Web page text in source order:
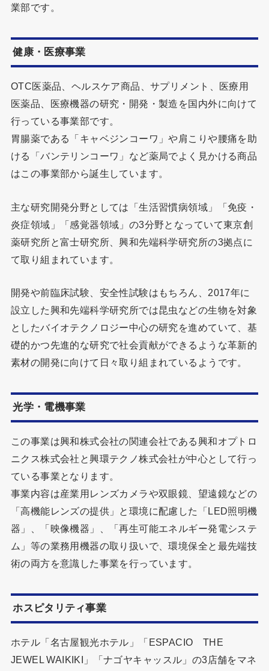
業部です。
健康・医療事業
OTC医薬品、ヘルスケア商品、サプリメント、医療用
医薬品、医療機器の研究・開発・製造を国内外に向けて
行っている事業部です。
胃腸薬である「キャベジンコーワ」や肩こりや腰痛を助
ける「バンテリンコーワ」など薬局でよく見かける商品
はこの事業部から誕生しています。
主な研究開発分野としては「生活習慣病領域」「免疫・
炎症領域」「感覚器領域」の3分野となっていて東京創
薬研究所と富士研究所、興和先端科学研究所の3拠点に
て取り組まれています。
開発や前臨床試験、安全性試験はもちろん、2017年に
設立した興和先端科学研究所では昆虫などの生物を対象
としたバイオテクノロジー中心の研究を進めていて、基
礎的かつ先進的な研究で社会貢献ができるような革新的
素材の開発に向けて日々取り組まれているようです。
光学・電機事業
この事業は興和株式会社の関連会社である興和オプトロ
ニクス株式会社と興環テクノ株式会社が中心として行っ
ている事業となります。
事業内容は産業用レンズカメラや双眼鏡、望遠鏡などの
「高機能レンズの提供」と環境に配慮した「LED照明機
器」、「映像機器」、「再生可能エネルギー発電システ
ム」等の業務用機器の取り扱いで、環境保全と最先端技
術の両方を意識した事業を行っています。
ホスピタリティ事業
ホテル「名古屋観光ホテル」「ESPACIO THE
JEWEL WAIKIKI」「ナゴヤキャッスル」の3店舗をマネ